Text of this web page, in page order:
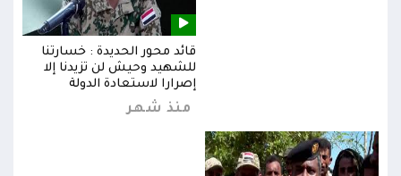
قائد محور الحديدة : خسارتنا
للشهيد وحيش لن تزيدنا إلا
إصرارا لاستعادة الدولة
منذ شهر